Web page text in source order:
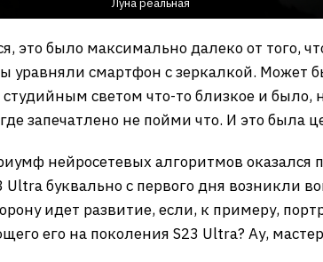
Луна реальная
это было максимально далеко от того,
уравняли смартфон с зеркалкой. Может
студийным светом что-то близкое и
запечатлено не пойми что. И это была
нейросетевых алгоритмов оказался
Ultra буквально с первого дня возникли
идет развитие, если, к примеру,
его на поколения S23 Ultra? Ау,